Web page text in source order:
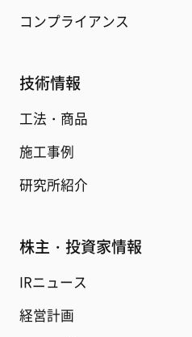
コンプライアンス
技術情報
工法・商品
施工事例
研究所紹介
株主・投資家情報
IRニュース
経営計画